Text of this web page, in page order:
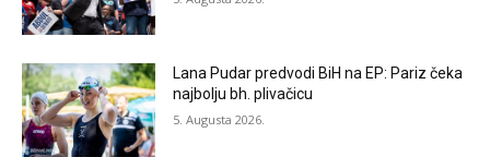
Lana Pudar predvodi BiH na EP: Pariz čeka
najbolju bh. plivačicu
5. Augusta 2026.